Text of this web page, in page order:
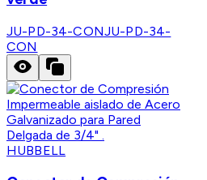
JU-PD-34-CONJU-PD-34-
CON
HUBBELL